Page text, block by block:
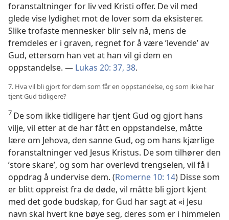
foranstaltninger for liv ved Kristi offer. De vil med
glede vise lydighet mot de lover som da eksisterer.
Slike trofaste mennesker blir selv nå, mens de
fremdeles er i graven, regnet for å være ’levende’ av
Gud, ettersom han vet at han vil gi dem en
oppstandelse. — Lukas 20: 37, 38.
7. Hva vil bli gjort for dem som får en oppstandelse, og som ikke har
tjent Gud tidligere?
7 De som ikke tidligere har tjent Gud og gjort hans
vilje, vil etter at de har fått en oppstandelse, måtte
lære om Jehova, den sanne Gud, og om hans kjærlige
foranstaltninger ved Jesus Kristus. De som tilhører den
’store skare’, og som har overlevd trengselen, vil få i
oppdrag å undervise dem. (Romerne 10: 14) Disse som
er blitt oppreist fra de døde, vil måtte bli gjort kjent
med det gode budskap, for Gud har sagt at «i Jesu
navn skal hvert kne bøye seg, deres som er i himmelen